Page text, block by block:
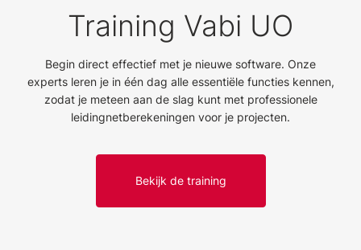
Training Vabi UO
Begin direct effectief met je nieuwe software. Onze
experts leren je in één dag alle essentiële functies kennen,
zodat je meteen aan de slag kunt met professionele
leidingnetberekeningen voor je projecten.
Bekijk de training